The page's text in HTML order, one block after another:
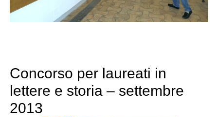
Concorso per laureati in
lettere e storia – settembre
2013